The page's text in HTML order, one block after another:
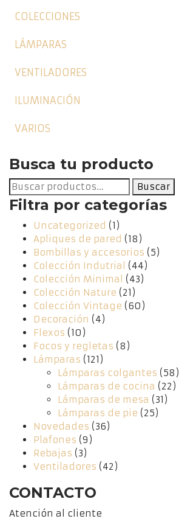
COLECCIONES
LÁMPARAS
VENTILADORES
ILUMINACIÓN
VARIOS
Busca tu producto
Buscar
por:
Buscar
Filtra por categorías
Uncategorized (1)
Apliques de pared (18)
Bombillas y accesorios (5)
Colección Indutrial
(44)
Colección Minimal
(43)
Colección Nature (21)
Colección Vintage (60)
Decoración (4)
Flexos (10)
Focos y regletas (8)
Lámparas (121)
Lámparas colgantes (58)
Lámparas de cocina (22)
Lámparas de mesa (31)
Lámparas de pie (25)
Novedades (36)
Plafones (9)
Rebajas (3)
Ventiladores (42)
CONTACTO
Atención al cliente